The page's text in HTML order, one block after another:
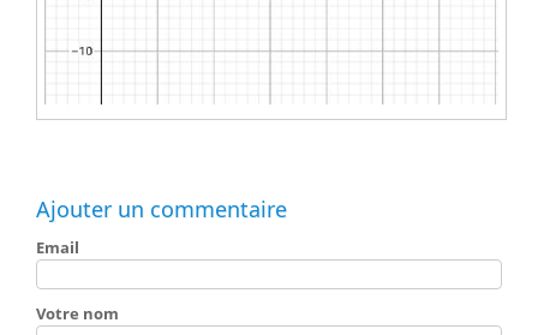
Ajouter un commentaire
Email
Votre nom